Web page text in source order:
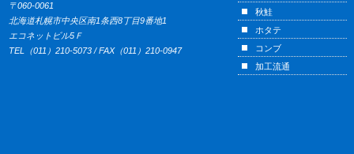
〒060-0061
北海道札幌市中央区南1条西8丁目9番地1
エコネットビル5Ｆ
TEL（011）210-5073 / FAX（011）210-0947
秋鮭
ホタテ
コンブ
加工流通